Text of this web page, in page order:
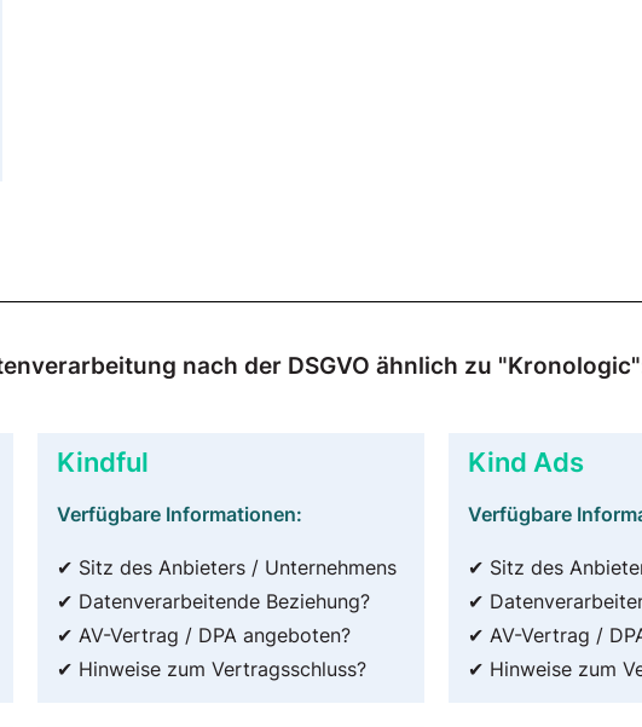
nach der DSGVO ähnlich zu
Kindful
Verfügbare Informationen:
✔ Sitz des Anbieters / Unternehmens
✔ Datenverarbeitende Beziehung?
✔ AV-Vertrag / DPA angeboten?
✔ Hinweise zum Vertragsschluss?
Kind Ads
Verfügbare
✔ Sitz des
✔
✔ AV-Vertrag /
✔ Hinweise zum